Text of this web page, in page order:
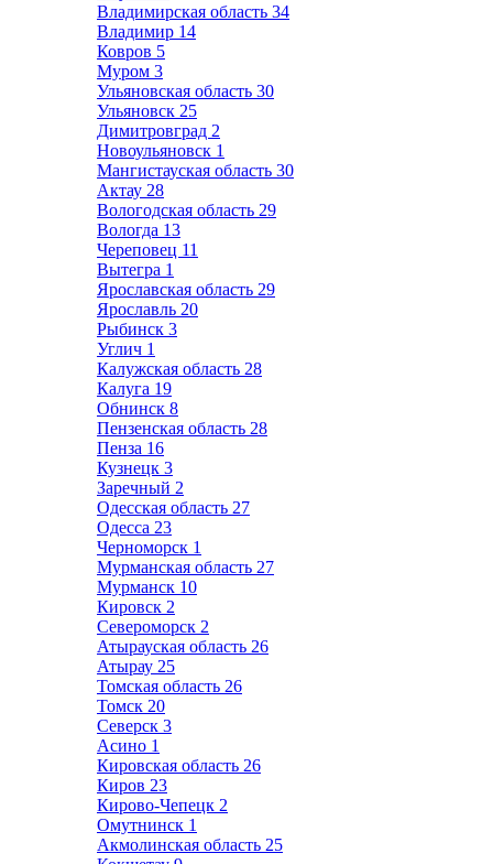
Владимирская область 34
Владимир 14
Ковров 5
Муром 3
Ульяновская область 30
Ульяновск 25
Димитровград 2
Новоульяновск 1
Мангистауская область 30
Актау 28
Вологодская область 29
Вологда 13
Череповец 11
Вытегра 1
Ярославская область 29
Ярославль 20
Рыбинск 3
Углич 1
Калужская область 28
Калуга 19
Обнинск 8
Пензенская область 28
Пенза 16
Кузнецк 3
Заречный 2
Одесская область 27
Одесса 23
Черноморск 1
Мурманская область 27
Мурманск 10
Кировск 2
Североморск 2
Атырауская область 26
Атырау 25
Томская область 26
Томск 20
Северск 3
Асино 1
Кировская область 26
Киров 23
Кирово-Чепецк 2
Омутнинск 1
Акмолинская область 25